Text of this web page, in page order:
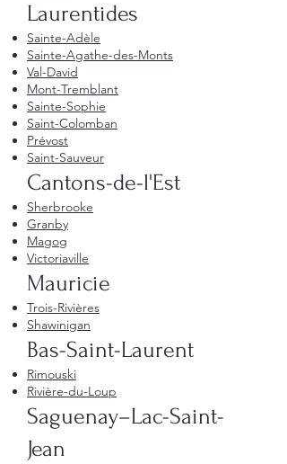
Laurentides
Sainte-Adèle
Sainte-Agathe-des-Monts
Val-David
Mont-Tremblant
Sainte-Sophie
Saint-Colomban
Prévost
Saint-Sauveur
Cantons-de-l'Est
Sherbrooke
Granby
Magog
Victoriaville
Mauricie
Trois-Rivières
Shawinigan
Bas-Saint-Laurent
Rimouski
Rivière-du-Loup
Saguenay–Lac-Saint-
Jean